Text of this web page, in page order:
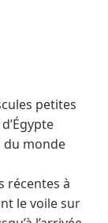
petites
monde
récentes à
le voile sur